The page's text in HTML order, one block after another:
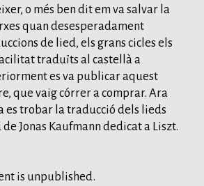
o més ben dit em va salvar la
quan desesperadament
de lied, els grans cicles els
traduïts al castellà a
es va publicar aquest
que vaig córrer a comprar. Ara
trobar la traducció dels lieds
Jonas Kaufmann dedicat a Liszt.
is unpublished.